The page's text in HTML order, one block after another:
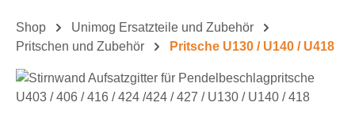
Shop
Unimog Ersatzteile und Zubehör
Pritschen und Zubehör
Pritsche U130 / U140 / U418
Bildergalerie überspringen